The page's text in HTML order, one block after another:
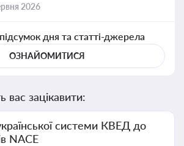
2026
дня та статті-джерела
ОЗНАЙОМИТИСЯ
вас зацікавити:
системи КВЕД до
NACE